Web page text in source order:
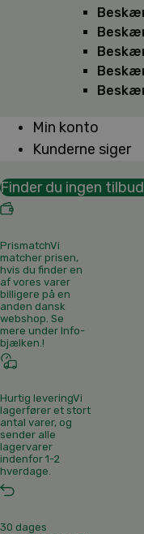
Min konto
Kunderne siger
Finder du ingen
PrismatchVi
matcher prisen,
hvis du finder en
af vores varer
billigere på en
anden dansk
webshop. Se
mere under Info-
bjælken.!
Hurtig leveringVi
lagerfører et stort
antal varer, og
sender alle
lagervarer
indenfor 1-2
hverdage.
30 dages